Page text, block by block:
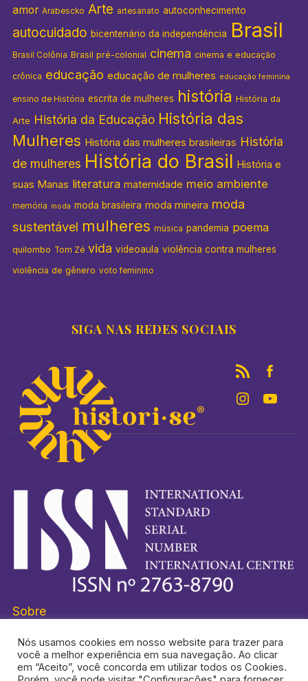
amor Arabescko Arte artesanato autoconhecimento
autocuidado bicentenário da independência Brasil
Brasil Colônia Brasil pré-colonial cinema cinema e educação
crônica educação educação de mulheres educação feminina
ensino de História escrita de mulheres história História da
Arte História da Educação História das
Mulheres História das mulheres brasileiras História
de mulheres História do Brasil História e
suas Manas literatura maternidade meio ambiente
memória moda moda brasileira moda mineira moda
sustentável mulheres música pandemia poema
quilombo Tom Zé vida videoaula violência contra mulheres
violência de gênero voto feminino
SIGA NAS REDES SOCIAIS
Sobre
Nós usamos cookies em nosso website para trazer para
você a melhor experiência em sua navegação. Ao clicar
em “Aceito”, você concorda em utilizar todos os Cookies.